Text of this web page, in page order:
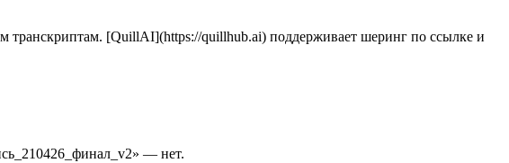
транскриптам. [QuillAI](https://quillhub.ai) поддерживает шеринг по ссылке и
— нет.